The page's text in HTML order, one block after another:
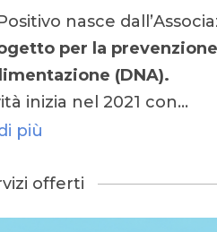
nasce
per la
(DNA).
inizia nel 2021 con…
più
offerti